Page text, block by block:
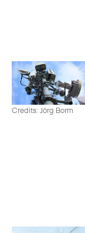
Credits: Jörg Borm